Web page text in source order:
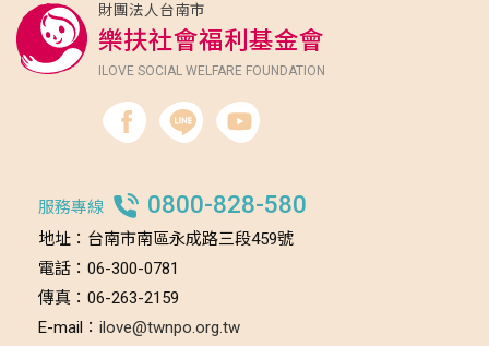
財團法人台南市
樂扶社會福利基金會
ILOVE SOCIAL WELFARE FOUNDATION
服務專線 0800-828-580
地址：台南市南區永成路三段459號
電話：06-300-0781
傳真：06-263-2159
E-mail： ilove@twnpo.org.tw